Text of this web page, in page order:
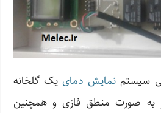
سیستم نمایش دمای یک گلخانه
به صورت منطق فازی و همچنین